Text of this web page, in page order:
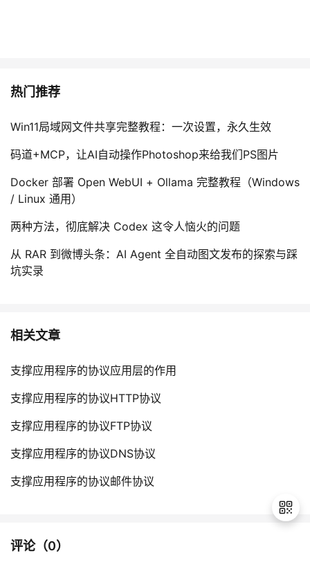
热门推荐
Win11局域网文件共享完整教程：一次设置，永久生效
码道+MCP，让AI自动操作Photoshop来给我们PS图片
Docker 部署 Open WebUI + Ollama 完整教程（Windows
/ Linux 通用）
两种方法，彻底解决 Codex 这令人恼火的问题
从 RAR 到微博头条：AI Agent 全自动图文发布的探索与踩
坑实录
相关文章
支撑应用程序的协议应用层的作用
支撑应用程序的协议HTTP协议
支撑应用程序的协议FTP协议
支撑应用程序的协议DNS协议
支撑应用程序的协议邮件协议
评论（0）